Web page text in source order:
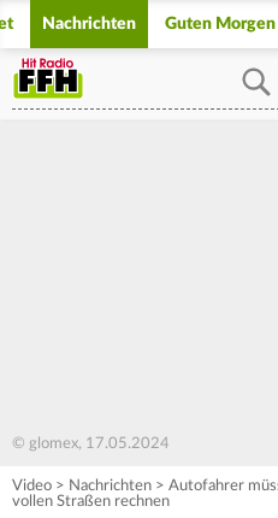
Nachrichten Guten Morgen
© glomex, 17.05.2024
Video > Nachrichten > Autofahrer
vollen Straßen rechnen